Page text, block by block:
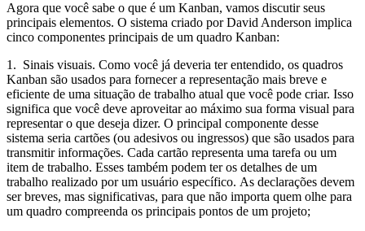
Agora que você sabe o que é um Kanban, vamos discutir seus
principais elementos. O sistema criado por David Anderson implica
cinco componentes principais de um quadro Kanban:
1. Sinais visuais. Como você já deveria ter entendido, os quadros
Kanban são usados ​​para fornecer a representação mais breve e
eficiente de uma situação de trabalho atual que você pode criar. Isso
significa que você deve aproveitar ao máximo sua forma visual para
representar o que deseja dizer. O principal componente desse
sistema seria cartões (ou adesivos ou ingressos) que são usados ​​para
transmitir informações. Cada cartão representa uma tarefa ou um
item de trabalho. Esses também podem ter os detalhes de um
trabalho realizado por um usuário específico. As declarações devem
ser breves, mas significativas, para que não importa quem olhe para
um quadro compreenda os principais pontos de um projeto;